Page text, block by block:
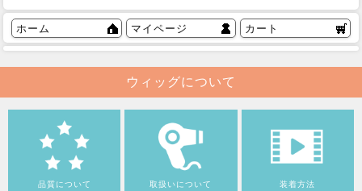
ホーム マイページ カート
ウィッグについて
品質について 取扱いについて 装着方法